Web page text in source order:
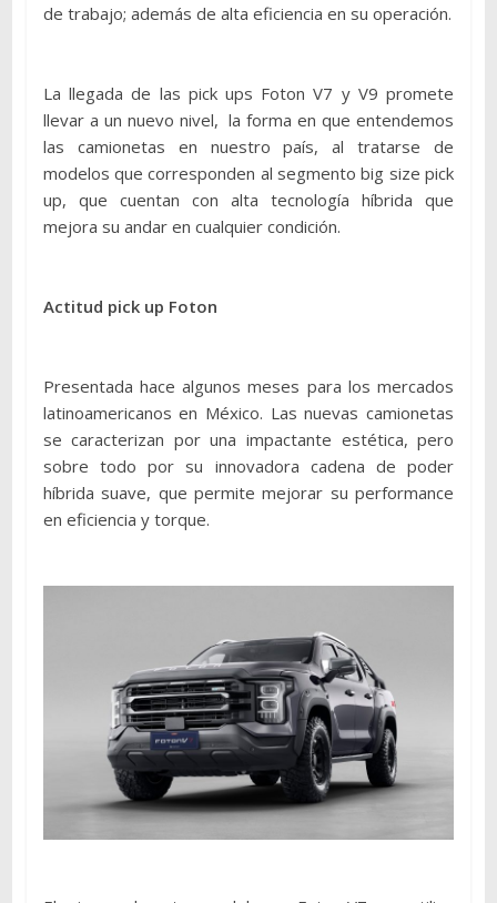
de trabajo; además de alta eficiencia en su operación.
La llegada de las pick ups Foton V7 y V9 promete
llevar a un nuevo nivel, la forma en que entendemos
las camionetas en nuestro país, al tratarse de
modelos que corresponden al segmento big size pick
up, que cuentan con alta tecnología híbrida que
mejora su andar en cualquier condición.
Actitud pick up Foton
Presentada hace algunos meses para los mercados
latinoamericanos en México. Las nuevas camionetas
se caracterizan por una impactante estética, pero
sobre todo por su innovadora cadena de poder
híbrida suave, que permite mejorar su performance
en eficiencia y torque.